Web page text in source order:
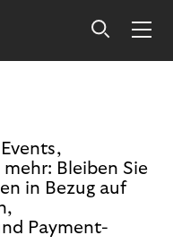
Bleiben Sie
in Bezug auf
Payment-